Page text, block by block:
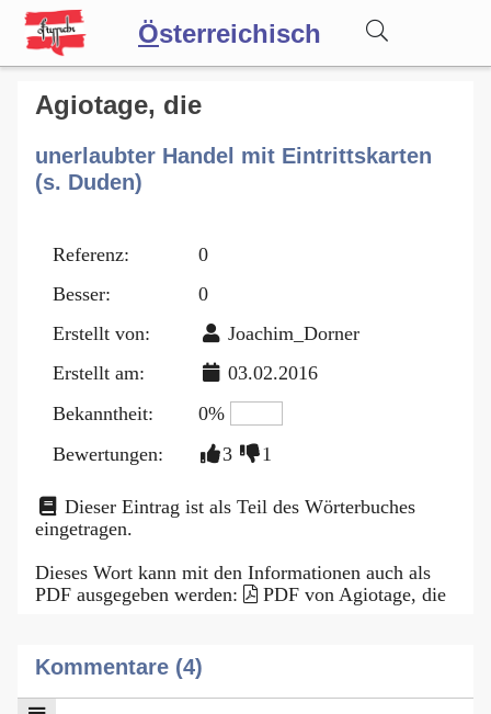
Österreichisch
Wörterbuch
Forum
Agiotage, die
unerlaubter Handel mit Eintrittskarten
(s. Duden)
Referenz:
0
Besser:
0
Erstellt von:
Joachim_Dorner
Erstellt am:
03.02.2016
Bekanntheit:
0%
Bewertungen:
3 1
Dieser Eintrag ist als Teil des Wörterbuches
eingetragen.
Dieses Wort kann mit den Informationen auch als
PDF ausgegeben werden:
PDF von Agiotage, die
Kommentare (4)